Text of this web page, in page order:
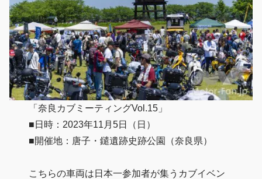
「奈良カブミーティングVol.15」
■日時：2023年11月5日（日）
■開催地：唐子・鑓遺跡史跡公園（奈良県）
こちらの車両は日本一参加者が集うカブイベン